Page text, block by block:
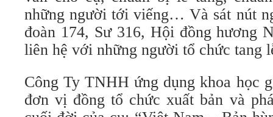
những người tới viếng… Và sát nút
đoàn 174, Sư 316, Hội đồng hương
liên hệ với những người tổ chức tang
Công Ty TNHH ứng dụng khoa học
đơn vị đồng tổ chức xuất bản và